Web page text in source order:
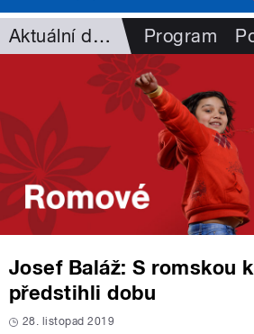
Aktuální dění Program
Josef Baláž: S romskou
předstihli dobu
28. listopad 2019